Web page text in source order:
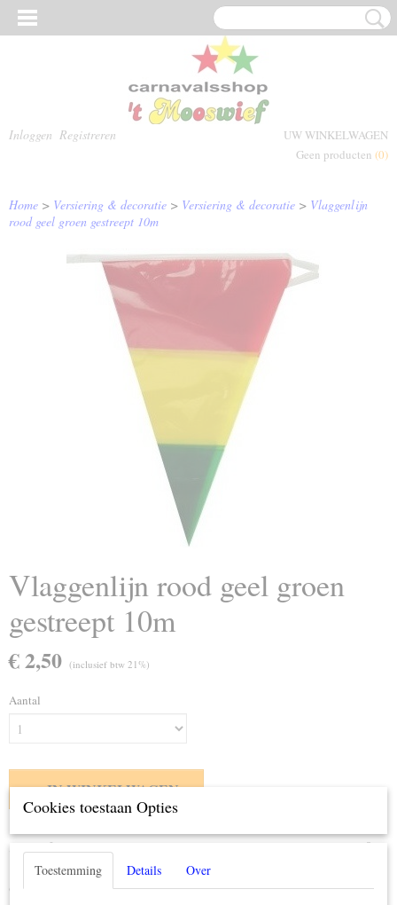
Inloggen Registreren
UW WINKELWAGEN
Geen producten (0)
Home > Versiering & decoratie > Versiering & decoratie > Vlaggenlijn
rood geel groen gestreept 10m
Vlaggenlijn rood geel groen
gestreept 10m
€ 2,50 (inclusief btw 21%)
Aantal
IN WINKELWAGEN
Specificaties
Productcode
Omschrijving
Cookies toestaan Opties
Toestemming Details Over